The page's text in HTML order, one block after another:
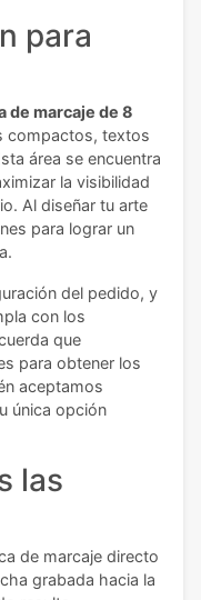
para
de marcaje de 8
compactos, textos
área se encuentra
la visibilidad
Al diseñar tu arte
para lograr un
del pedido, y
con los
que
para obtener los
aceptamos
única opción
las
de marcaje directo
grabada hacia la